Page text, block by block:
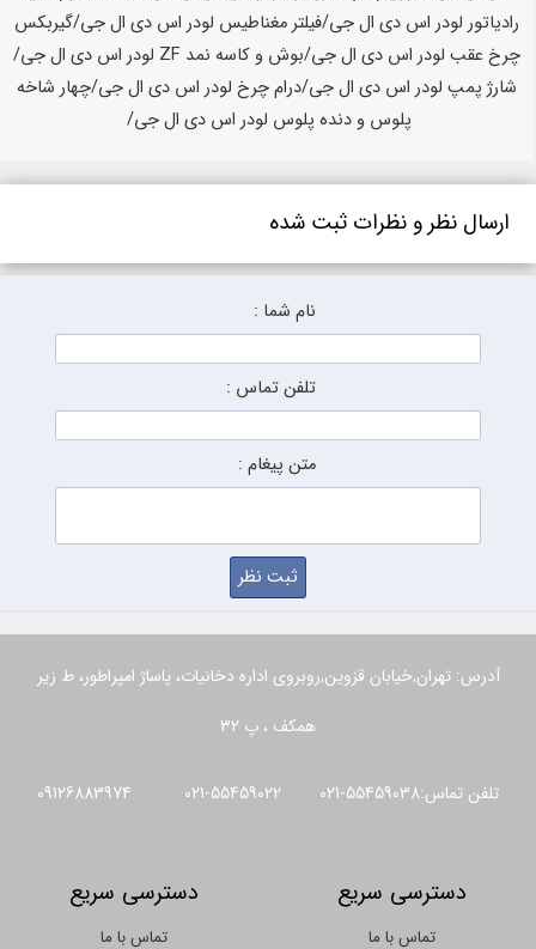
ارسال نظر و نظرات ثبت شده
نام شما :
تلفن تماس :
متن پیغام :
آدرس: تهران,خیابان قزوین,روبروی اداره دخانیات، پاساژ امپراطور، ط زیر
همکف ، پ 32
تلفن تماس:55459038-021 55459022-021 09126883974
دسترسی سریع
تماس با ما
دسترسی سریع
تماس با ما